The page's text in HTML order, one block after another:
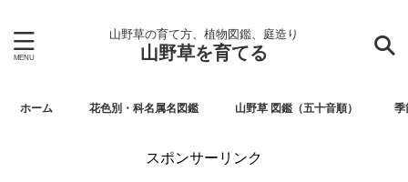
山野草の育て方、植物図鑑、庭造り
山野草を育てる
ホーム 花色別・科名属名図鑑 山野草 図鑑（五十音順） 季
スポンサーリンク